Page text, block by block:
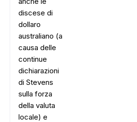
discese di
dollaro
australiano (a
causa delle
continue
dichiarazioni
di Stevens
sulla forza
della valuta
locale) e